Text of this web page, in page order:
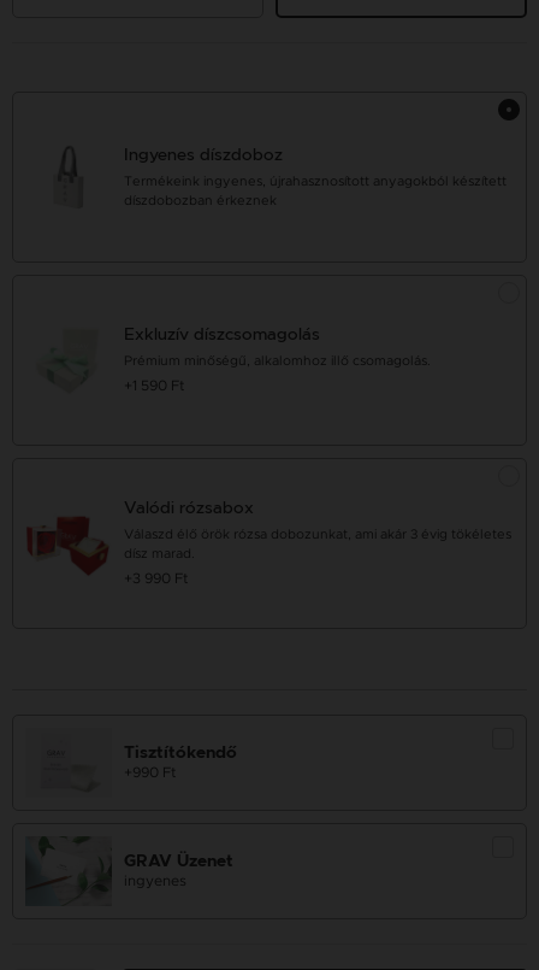
Ingyenes díszdoboz
Termékeink ingyenes, újrahasznosított anyagokból készített
díszdobozban érkeznek
Exkluzív díszcsomagolás
Prémium minőségű, alkalomhoz illő csomagolás.
+1 590 Ft
Valódi rózsabox
Válaszd élő örök rózsa dobozunkat, ami akár 3 évig tökéletes
dísz marad.
+3 990 Ft
Tisztítókendő
+990 Ft
GRAV Üzenet
ingyenes